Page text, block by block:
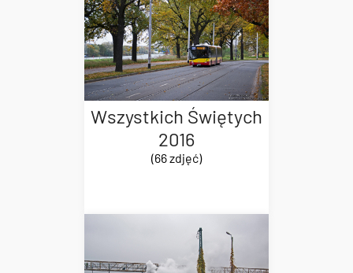
Wszystkich Świętych
2016
(66 zdjęć)